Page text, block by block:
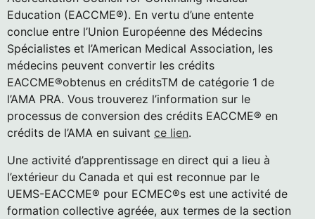
Education (EACCME®). En vertu d’une entente
conclue entre l’Union Européenne des Médecins
Spécialistes et l’American Medical Association, les
médecins peuvent convertir les crédits
EACCME®obtenus en créditsTM de catégorie 1 de
l’AMA PRA. Vous trouverez l’information sur le
processus de conversion des crédits EACCME® en
crédits de l’AMA en suivant ce lien.
Une activité d’apprentissage en direct qui a lieu à
l’extérieur du Canada et qui est reconnue par le
UEMS-EACCME® pour ECMEC®s est une activité de
formation collective agréée, aux termes de la section